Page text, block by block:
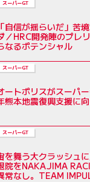
スーパーGT
「自信が揺らいだ」苦
／HRC開発陣のプレ
なるポテンシャル
スーパーGT
ートポリスがスーパ
熊本地震復興支援に
スーパーGT
を舞う大クラッシュ
院をNAKAJIMA
常なし。TEAM